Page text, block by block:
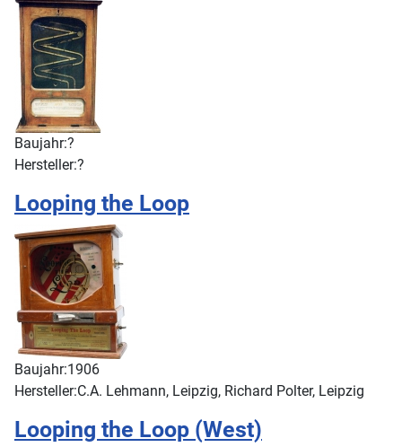
Baujahr:?
Hersteller:?
Looping the Loop
Baujahr:1906
Hersteller:C.A. Lehmann, Leipzig, Richard Polter, Leipzig
Looping the Loop (West)